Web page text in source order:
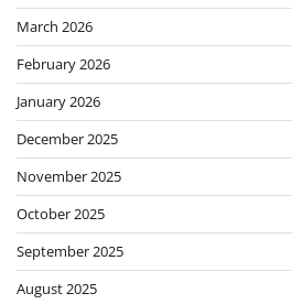
March 2026
February 2026
January 2026
December 2025
November 2025
October 2025
September 2025
August 2025